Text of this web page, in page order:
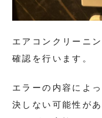
エアコンクリーニ
確認を行います。
エラーの内容によ
決しない可能性が